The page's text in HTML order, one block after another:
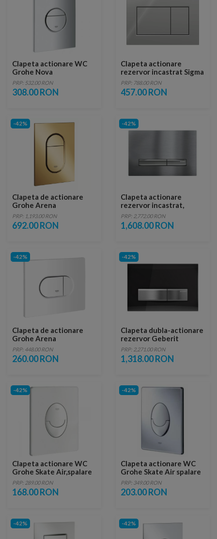
Clapeta actionare WC
Grohe Nova
Cosmopolitan crom
PRP: 532.00 RON
308.00 RON
Clapeta actionare
rezervor incastrat Sigma
01 Crom
PRP: 788.00 RON
457.00 RON
-42%
Clapeta de actionare
Grohe Arena
Cosmopolitan S auriu
lucios Cool Sunrise
PRP: 1,193.00 RON
692.00 RON
-42%
Clapeta actionare
rezervor incastrat,
Geberit Sigma 50, crom
mat
PRP: 2,772.00 RON
1,608.00 RON
-42%
Clapeta de actionare
Grohe Arena
Cosmopolitan alb alpin
PRP: 448.00 RON
260.00 RON
-42%
Clapeta dubla-actionare
rezervor Geberit
Sigma50 sticla fumurie
reflexiva
PRP: 2,271.00 RON
1,318.00 RON
-42%
Clapeta actionare WC
Grohe Skate Air,spalare
dubla/verticala, culoare
alb
PRP: 289.00 RON
168.00 RON
-42%
Clapeta actionare WC
Grohe Skate Air spalare
dubla/verticala, 1560 x
1970 mm
PRP: 349.00 RON
203.00 RON
-42% -42%